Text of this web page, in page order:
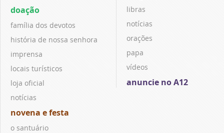
doação
família dos devotos
história de nossa senhora
imprensa
locais turísticos
loja oficial
notícias
novena e festa
o santuário
libras
notícias
orações
papa
vídeos
anuncie no A12